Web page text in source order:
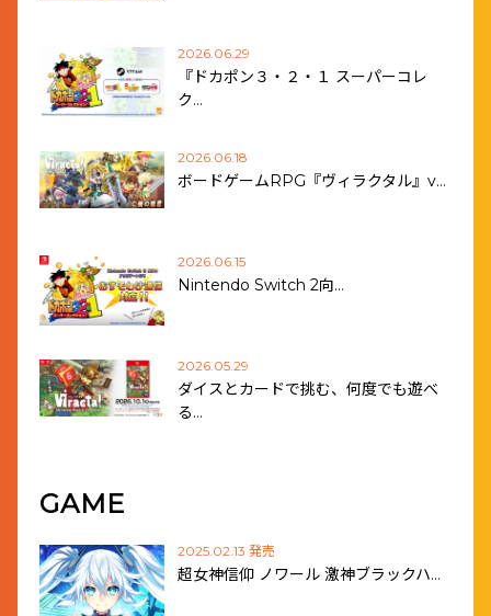
2026.06.29
『ドカポン３・２・１ スーパーコレ
ク…
2026.06.18
ボードゲームRPG『ヴィラクタル』v…
2026.06.15
Nintendo Switch 2向…
2026.05.29
ダイスとカードで挑む、何度でも遊べ
る…
GAME
2025.02.13 発売
超女神信仰 ノワール 激神ブラックハ…